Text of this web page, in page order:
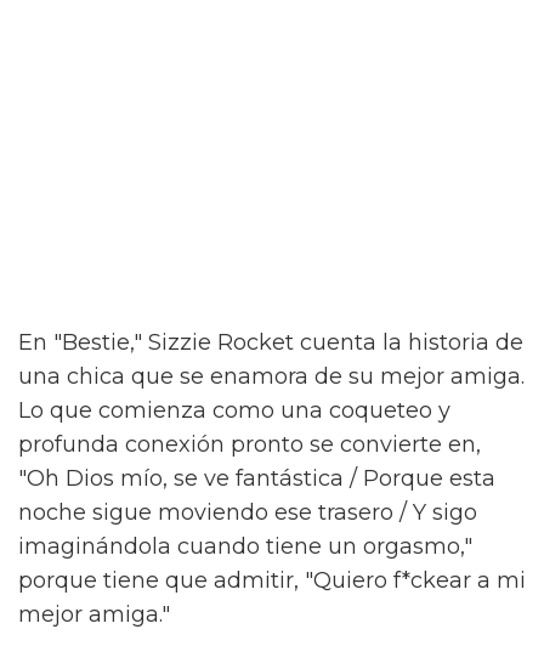
En "Bestie," Sizzie Rocket cuenta la historia de
una chica que se enamora de su mejor amiga.
Lo que comienza como una coqueteo y
profunda conexión pronto se convierte en,
"Oh Dios mío, se ve fantástica / Porque esta
noche sigue moviendo ese trasero / Y sigo
imaginándola cuando tiene un orgasmo,"
porque tiene que admitir, "Quiero f*ckear a mi
mejor amiga."